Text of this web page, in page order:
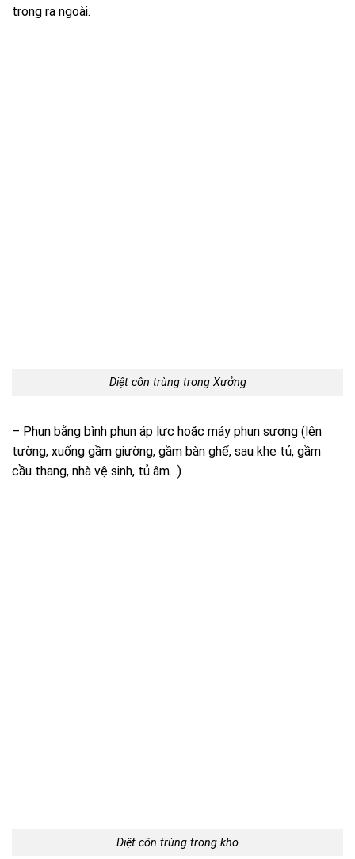
trong ra ngoài.
Diệt côn trùng trong Xưởng
– Phun bằng bình phun áp lực hoặc máy phun sương (lên
tường, xuống gầm giường, gầm bàn ghế, sau khe tủ, gầm
cầu thang, nhà vệ sinh, tủ âm…)
Diệt côn trùng trong kho